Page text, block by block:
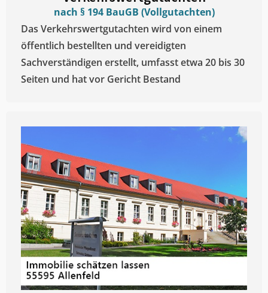
nach § 194 BauGB (Vollgutachten)
Das Verkehrswertgutachten wird von einem
öffentlich bestellten und vereidigten
Sachverständigen erstellt, umfasst etwa 20 bis 30
Seiten und hat vor Gericht Bestand